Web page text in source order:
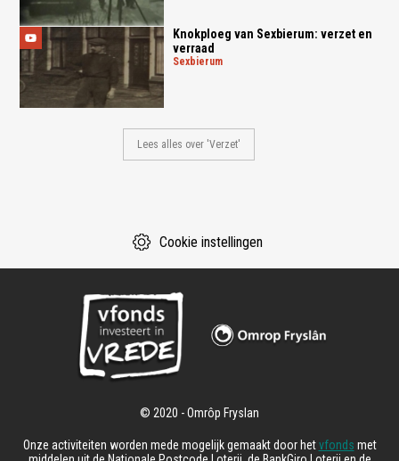
Knokploeg van Sexbierum: verzet en
verraad
sexbierum
Lees alles over 'Verzet'
Cookie instellingen
Onze activiteiten worden mede mogelijk gemaakt door hetvfonds met